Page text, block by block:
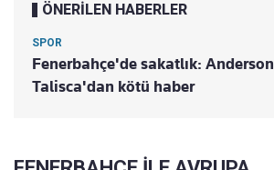
ÖNERİLEN HABERLER
SPOR
Fenerbahçe'de sakatlık: Anderson
Talisca'dan kötü haber